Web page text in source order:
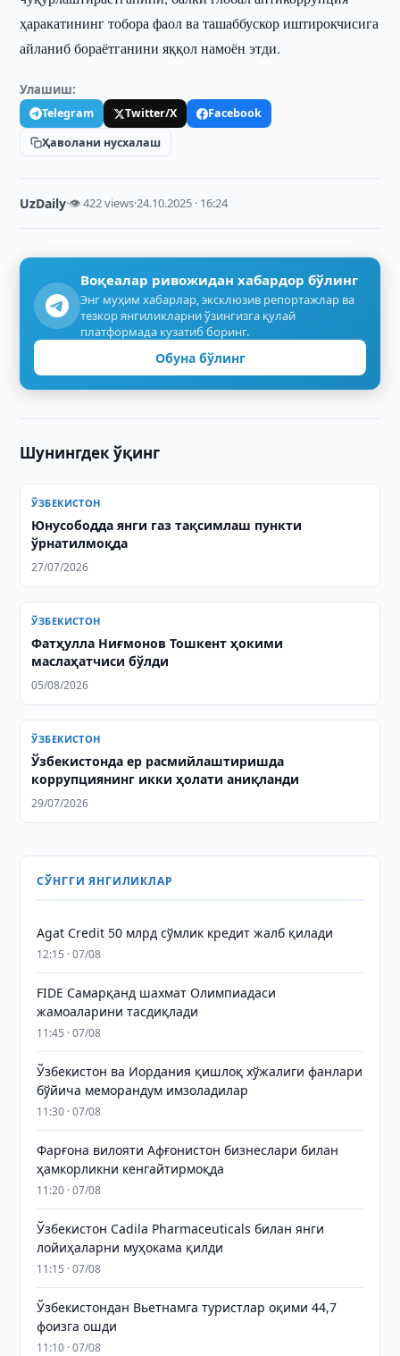
ҳаракатининг тобора фаол ва ташаббускор иштирокчисига
айланиб бораётганини яққол намоён этди.
Улашиш:
Telegram Twitter/X
Facebook
Ҳаволани нусхалаш
UzDaily·👁 422 views·24.10.2025 · 16:24
Воқеалар ривожидан хабардор бўлинг
Энг муҳим хабарлар, эксклюзив репортажлар ва
тезкор янгиликларни ўзингизга қулай
платформада кузатиб боринг.
Обуна бўлинг
Шунингдек ўқинг
ЎЗБЕКИСТОН
Юнусободда янги газ тақсимлаш пункти
ўрнатилмоқда
27/07/2026
ЎЗБЕКИСТОН
Фатҳулла Ниғмонов Тошкент ҳокими
маслаҳатчиси бўлди
05/08/2026
ЎЗБЕКИСТОН
Ўзбекистонда ер расмийлаштиришда
коррупциянинг икки ҳолати аниқланди
29/07/2026
СЎНГГИ ЯНГИЛИКЛАР
Agat Credit 50 млрд сўмлик кредит жалб қилади
12:15 · 07/08
FIDE Самарқанд шахмат Олимпиадаси
жамоаларини тасдиқлади
11:45 · 07/08
Ўзбекистон ва Иордания қишлоқ хўжалиги фанлари
бўйича меморандум имзоладилар
11:30 · 07/08
Фарғона вилояти Афғонистон бизнеслари билан
ҳамкорликни кенгайтирмоқда
11:20 · 07/08
Ўзбекистон Cadila Pharmaceuticals билан янги
лойиҳаларни муҳокама қилди
11:15 · 07/08
Ўзбекистондан Вьетнамга туристлар оқими 44,7
фоизга ошди
11:10 · 07/08